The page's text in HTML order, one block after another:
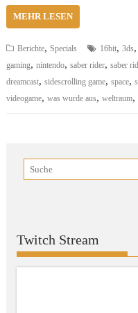
MEHR LESEN
Berichte,Specials 16bit,3ds
gaming,nintendo,saber rider,saber
dreamcast,sidescrolling game,space,
videogame,was wurde aus,weltraum,
Twitch Stream